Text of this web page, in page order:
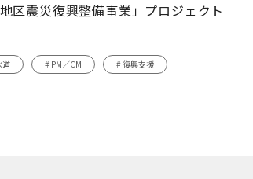
区震災復興整備事業」プロジェクト
道 # PM／CM # 復興支援